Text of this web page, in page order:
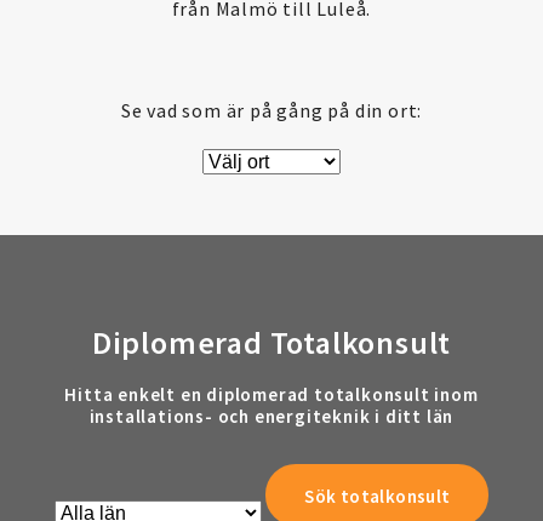
från Malmö till Luleå.
Se vad som är på gång på din ort:
Diplomerad Totalkonsult
Hitta enkelt en diplomerad totalkonsult inom
installations- och energiteknik i ditt län